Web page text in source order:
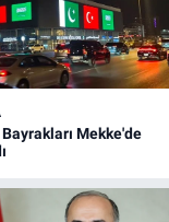
Bayrakları Mekke'de